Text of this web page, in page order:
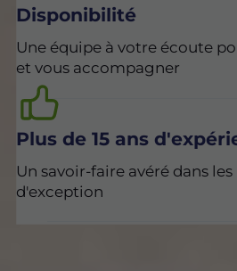
Disponibilité
Une équipe à votre écoute
et vous accompagner
Plus de 15 ans
Un savoir-faire avéré dans
d'exception